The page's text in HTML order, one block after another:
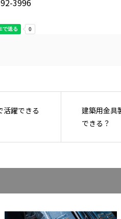
3996
活躍できる
建築用金具
できる？